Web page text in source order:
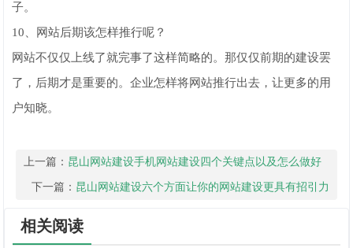
子。
10、网站后期该怎样推行呢？
网站不仅仅上线了就完事了这样简略的。那仅仅前期的建设罢
了，后期才是重要的。企业怎样将网站推行出去，让更多的用
户知晓。
上一篇： 昆山网站建设手机网站建设四个关键点以及怎么做好
用户体会
下一篇： 昆山网站建设六个方面让你的网站建设更具有招引力
相关阅读